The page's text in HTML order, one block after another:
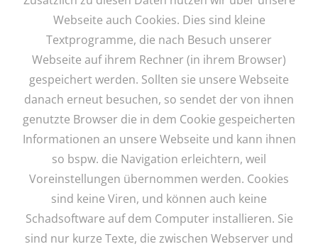
Webseite auch Cookies. Dies sind kleine
Textprogramme, die nach Besuch unserer
Webseite auf ihrem Rechner (in ihrem Browser)
gespeichert werden. Sollten sie unsere Webseite
danach erneut besuchen, so sendet der von ihnen
genutzte Browser die in dem Cookie gespeicherten
Informationen an unsere Webseite und kann ihnen
so bspw. die Navigation erleichtern, weil
Voreinstellungen übernommen werden. Cookies
sind keine Viren, und können auch keine
Schadsoftware auf dem Computer installieren. Sie
sind nur kurze Texte, die zwischen Webserver und